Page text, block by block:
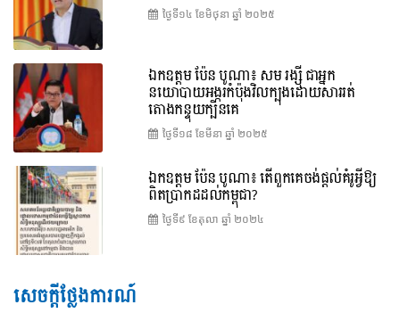
ថ្ងៃទី១៤ ខែ​មិថុនា ឆ្នាំ ២០២៥
ឯកឧត្តម ប៉ែន បូណា៖ សម រង្ស៊ី ជាអ្នក
នយោបាយអង្ករកំប៉ុងវិលក្បុងដោយសាររត់
តោងកន្ទុយក្បិនគេ
ថ្ងៃទី១៨ ខែ​មីនា ឆ្នាំ ២០២៥
ឯកឧត្តម ប៉ែន បូណា៖ តើពួកគេចង់ផ្តល់គំរូអ្វីឱ្យ
ពិតប្រាកដដល់កម្ពុជា?
ថ្ងៃទី៩ ខែ​តុលា ឆ្នាំ ២០២៤
សេចក្តីថ្លែងការណ៍